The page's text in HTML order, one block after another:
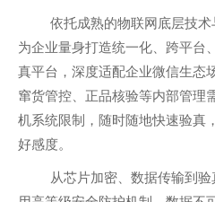
依托成熟的物联网底层技术
为企业量身打造统一化、跨平台
真平台，深度适配企业微信生态
窜货管控、正品核验等内部管理
机系统限制，随时随地快速验真
好感度。
从芯片加密、数据传输到验